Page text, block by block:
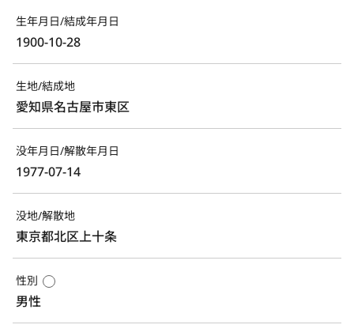
生年月日/結成年月日
1900-10-28
生地/結成地
愛知県名古屋市東区
没年月日/解散年月日
1977-07-14
没地/解散地
東京都北区上十条
性別
男性